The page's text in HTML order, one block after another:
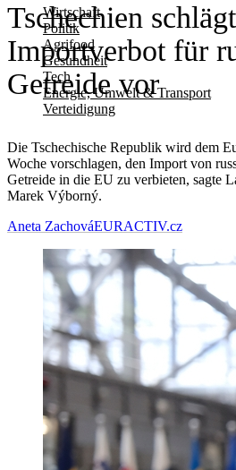
Wirtschaft
Politik
Agrifood
Gesundheit
Tech
Energie, Umwelt & Transport
Verteidigung
Tschechien
Importverbot für
Getreide vor
Die Tschechische Republik wird dem
Woche vorschlagen, den Import von
Getreide in die EU zu verbieten, sagte
Marek Výborný.
Aneta ZachováEURACTIV.cz